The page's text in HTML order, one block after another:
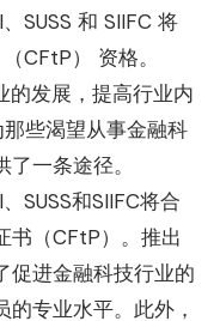
SUSS 和 SIIFC 将
CFtP） 资格。
的发展，提高行业内
些渴望从事金融科
了一条途径。
SUSS和SIIFC将合
书（CFtP）。推出
促进金融科技行业的
专业水平。此外，